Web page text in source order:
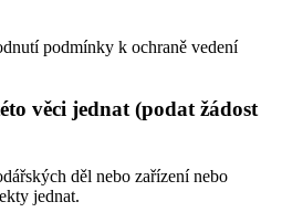
podmínky k ochraně vedení
věci jednat (podat žádost
děl nebo zařízení nebo
jednat.